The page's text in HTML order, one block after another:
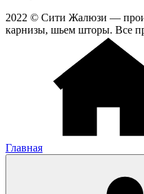
2022 © Сити Жалюзи —
карнизы, шьем шторы. Все
Главная